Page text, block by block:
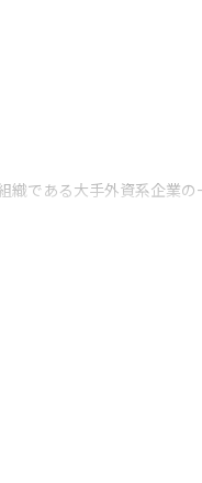
織である大手外資系企業